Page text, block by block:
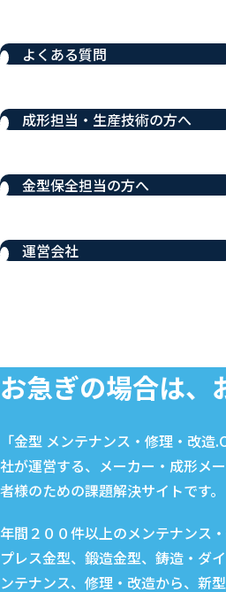
よくある質問
成形担当・生産技術の方へ
金型保全担当の方へ
運営会社
お急ぎの場合は、
「金型 メンテナンス・修理・改
社が運営する、メーカー・成形メ
者様のための課題解決サイトです。
年間２００件以上のメンテナンス
プレス金型、鍛造金型、鋳造・ダ
ンテナンス、修理・改造から、新